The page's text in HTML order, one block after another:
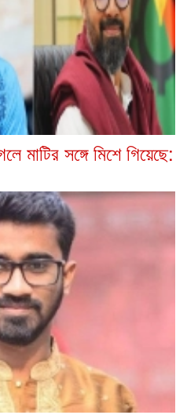
মাটির সঙ্গে মিশে গিয়েছে: